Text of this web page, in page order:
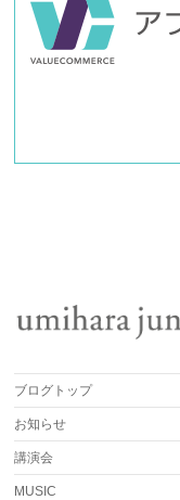
ブログトップ
お知らせ
講演会
MUSIC